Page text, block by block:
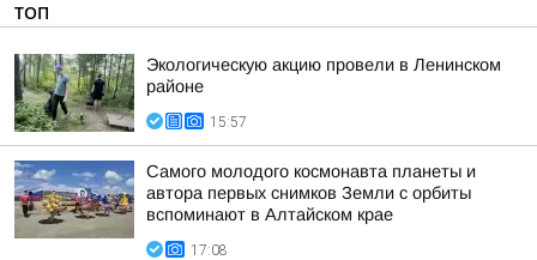
ТОП
Экологическую акцию провели в Ленинском
районе
15:57
Самого молодого космонавта планеты и
автора первых снимков Земли с орбиты
вспоминают в Алтайском крае
17:08